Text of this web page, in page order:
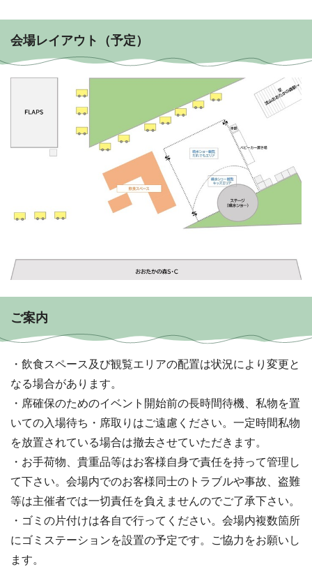
会場レイアウト（予定）
ご案内
・飲食スペース及び観覧エリアの配置は状況により変更と
なる場合があります。
・席確保のためのイベント開始前の長時間待機、私物を置
いての入場待ち・席取りはご遠慮ください。一定時間私物
を放置されている場合は撤去させていただきます。
・お手荷物、貴重品等はお客様自身で責任を持って管理し
て下さい。会場内でのお客様同士のトラブルや事故、盗難
等は主催者では一切責任を負えませんのでご了承下さい。
・ゴミの片付けは各自で行ってください。会場内複数箇所
にゴミステーションを設置の予定です。ご協力をお願いし
ます。